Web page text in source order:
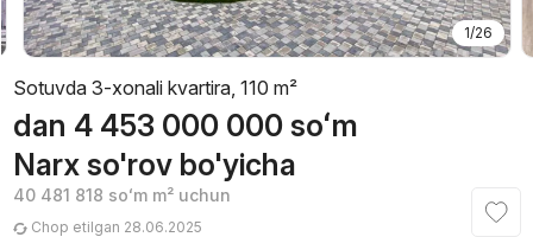
1/26
Sotuvda 3-xonali kvartira, 110 m²
dan 4 453 000 000 soʻm
Narx so'rov bo'yicha
40 481 818 soʻmm² uchun
Chop etilgan 28.06.2025